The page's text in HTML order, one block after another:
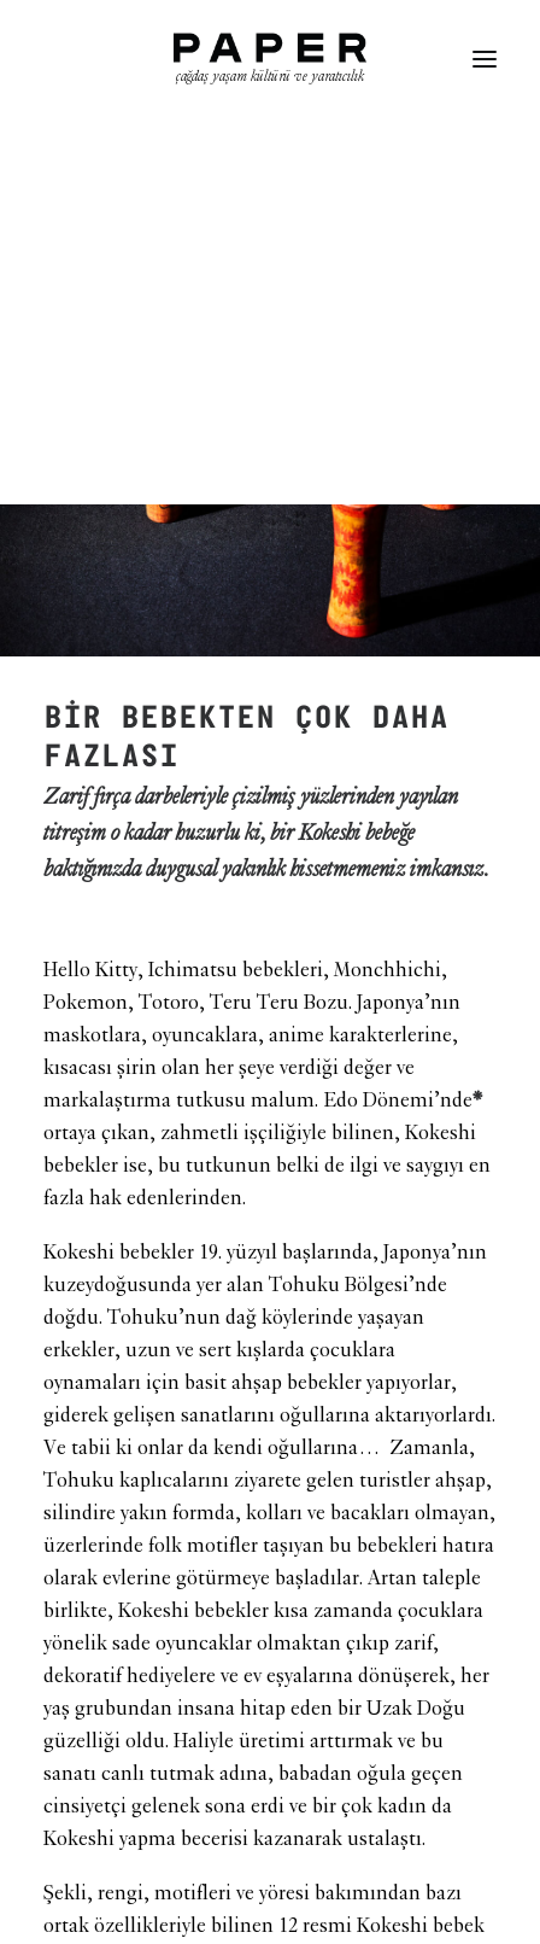
çağdaş yaşam kültürü ve yaratıcılık
BİR BEBEKTEN ÇOK DAHA
FAZLASI
Zarif fırça darbeleriyle çizilmiş yüzlerinden yayılan
titreşim o kadar huzurlu ki, bir Kokeshi bebeğe
baktığınızda duygusal yakınlık hissetmemeniz imkansız.
Hello Kitty, Ichimatsu bebekleri, Monchhichi,
Pokemon, Totoro, Teru Teru Bozu. Japonya’nın
maskotlara, oyuncaklara, anime karakterlerine,
kısacası şirin olan her şeye verdiği değer ve
markalaştırma tutkusu malum. Edo Dönemi’nde*
ortaya çıkan, zahmetli işçiliğiyle bilinen, Kokeshi
bebekler ise, bu tutkunun belki de ilgi ve saygıyı en
fazla hak edenlerinden.
Kokeshi bebekler 19. yüzyıl başlarında, Japonya’nın
kuzeydoğusunda yer alan Tohuku Bölgesi’nde
doğdu. Tohuku’nun dağ köylerinde yaşayan
erkekler, uzun ve sert kışlarda çocuklara
oynamaları için basit ahşap bebekler yapıyorlar,
giderek gelişen sanatlarını oğullarına aktarıyorlardı.
Ve tabii ki onlar da kendi oğullarına… Zamanla,
Tohuku kaplıcalarını ziyarete gelen turistler ahşap,
silindire yakın formda, kolları ve bacakları olmayan,
üzerlerinde folk motifler taşıyan bu bebekleri hatıra
olarak evlerine götürmeye başladılar. Artan taleple
birlikte, Kokeshi bebekler kısa zamanda çocuklara
yönelik sade oyuncaklar olmaktan çıkıp zarif,
dekoratif hediyelere ve ev eşyalarına dönüşerek, her
yaş grubundan insana hitap eden bir Uzak Doğu
güzelliği oldu. Haliyle üretimi arttırmak ve bu
sanatı canlı tutmak adına, babadan oğula geçen
cinsiyetçi gelenek sona erdi ve bir çok kadın da
Kokeshi yapma becerisi kazanarak ustalaştı.
Şekli, rengi, motifleri ve yöresi bakımından bazı
ortak özellikleriyle bilinen 12 resmi Kokeshi bebek